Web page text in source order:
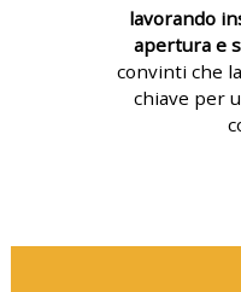
lavorando
apertura e
convinti che
chiave per